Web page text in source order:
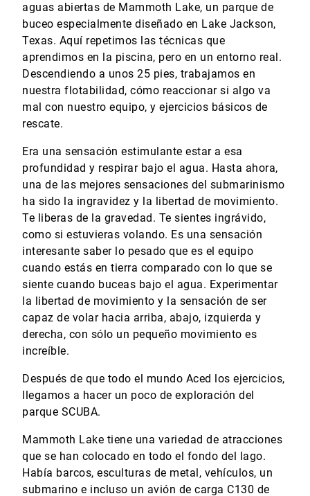
aguas abiertas de Mammoth Lake, un parque de
buceo especialmente diseñado en Lake Jackson,
Texas. Aquí repetimos las técnicas que
aprendimos en la piscina, pero en un entorno real.
Descendiendo a unos 25 pies, trabajamos en
nuestra flotabilidad, cómo reaccionar si algo va
mal con nuestro equipo, y ejercicios básicos de
rescate.
Era una sensación estimulante estar a esa
profundidad y respirar bajo el agua. Hasta ahora,
una de las mejores sensaciones del submarinismo
ha sido la ingravidez y la libertad de movimiento.
Te liberas de la gravedad. Te sientes ingrávido,
como si estuvieras volando. Es una sensación
interesante saber lo pesado que es el equipo
cuando estás en tierra comparado con lo que se
siente cuando buceas bajo el agua. Experimentar
la libertad de movimiento y la sensación de ser
capaz de volar hacia arriba, abajo, izquierda y
derecha, con sólo un pequeño movimiento es
increíble.
Después de que todo el mundo Aced los ejercicios,
llegamos a hacer un poco de exploración del
parque SCUBA.
Mammoth Lake tiene una variedad de atracciones
que se han colocado en todo el fondo del lago.
Había barcos, esculturas de metal, vehículos, un
submarino e incluso un avión de carga C130 de